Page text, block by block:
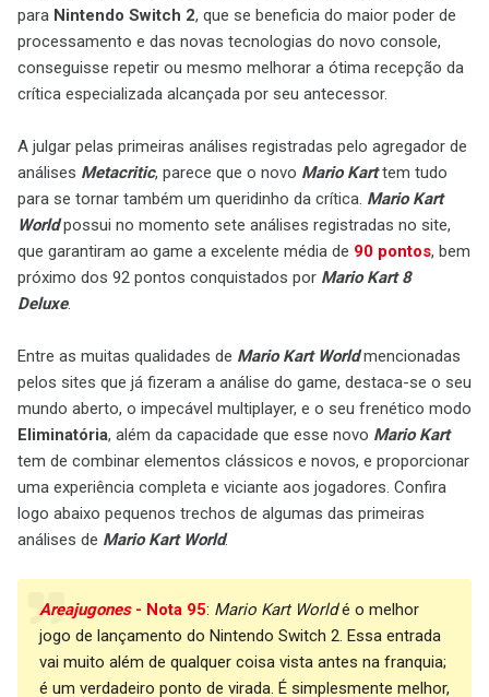
para Nintendo Switch 2, que se beneficia do maior poder de
processamento e das novas tecnologias do novo console,
conseguisse repetir ou mesmo melhorar a ótima recepção da
crítica especializada alcançada por seu antecessor.
A julgar pelas primeiras análises registradas pelo agregador de
análises Metacritic, parece que o novo Mario Karttem tudo
para se tornar também um queridinho da crítica. Mario Kart
Worldpossui no momento sete análises registradas no site,
que garantiram ao game a excelente média de 90 pontos, bem
próximo dos 92 pontos conquistados por Mario Kart 8
Deluxe.
Entre as muitas qualidades de Mario Kart Worldmencionadas
pelos sites que já fizeram a análise do game, destaca-se o seu
mundo aberto, o impecável multiplayer, e o seu frenético modo
Eliminatória, além da capacidade que esse novo Mario Kart
tem de combinar elementos clássicos e novos, e proporcionar
uma experiência completa e viciante aos jogadores. Confira
logo abaixo pequenos trechos de algumas das primeiras
análises de Mario Kart World.
Areajugones- Nota 95: Mario Kart Worldé o melhor
jogo de lançamento do Nintendo Switch 2. Essa entrada
vai muito além de qualquer coisa vista antes na franquia;
é um verdadeiro ponto de virada. É simplesmente melhor,